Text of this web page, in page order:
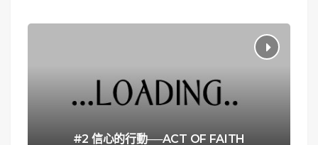
#2 信心的行動──ACT OF FAITH